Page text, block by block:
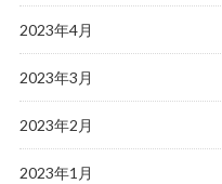
2023年4月
2023年3月
2023年2月
2023年1月